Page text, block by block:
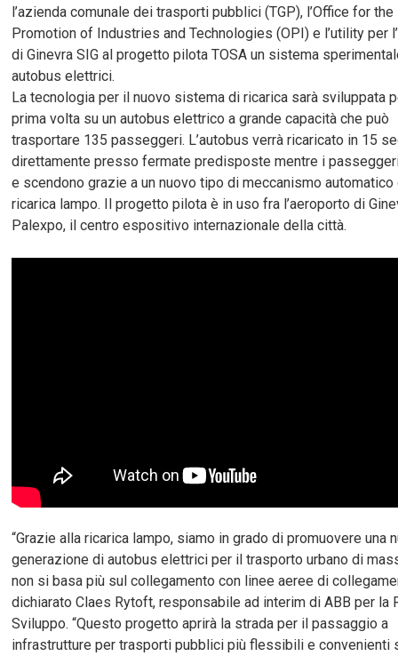
l’azienda comunale dei trasporti pubblici (TGP), l’Office for the
Promotion of Industries and Technologies (OPI) e l’utility per
di Ginevra SIG al progetto pilota TOSA un sistema
autobus elettrici.
La tecnologia per il nuovo sistema di ricarica sarà sviluppata
prima volta su un autobus elettrico a grande capacità che può
trasportare 135 passeggeri. L’autobus verrà ricaricato in 15
direttamente presso fermate predisposte mentre i
e scendono grazie a un nuovo tipo di meccanismo automatico
ricarica lampo. Il progetto pilota è in uso fra l’aeroporto di
Palexpo, il centro espositivo internazionale della città.
“Grazie alla ricarica lampo, siamo in grado di promuovere una
generazione di autobus elettrici per il trasporto urbano di
non si basa più sul collegamento con linee aeree di
dichiarato Claes Rytoft, responsabile ad interim di ABB per la
Sviluppo. “Questo progetto aprirà la strada per il passaggio a
infrastrutture per trasporti pubblici più flessibili e convenienti